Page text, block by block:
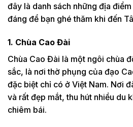
đây là danh sách những địa
đáng để bạn ghé thăm khi đến
1. Chùa Cao Đài
Chùa Cao Đài là một ngôi chùa
sắc, là nơi thờ phụng của đạo
đặc biệt chỉ có ở Việt Nam. Nơi
và rất đẹp mắt, thu hút nhiều du
chiêm bái.